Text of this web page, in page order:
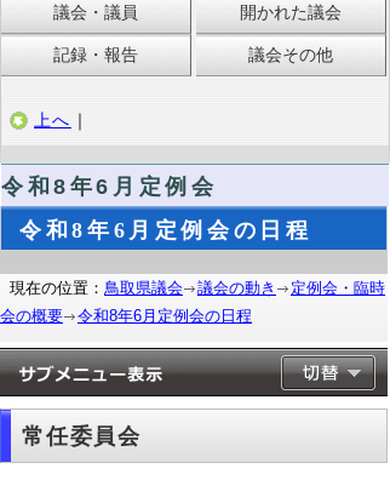
議会・議員 開かれた議会
記録・報告 議会その他
上へ ｜
令和8 年6月定例会
令和8年6月定例会の日程
現在の位置： 鳥取県議会 議会の動き
定例会・臨時
会の概要
令和8年6月定例会の日程
常任委員会